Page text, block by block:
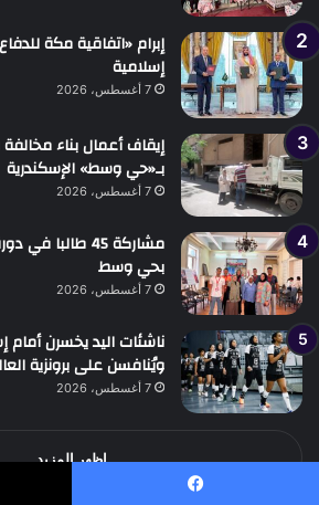
إسلامية
7 أغسطس، 2026
إيقاف أعمال بناء
بـ«حي وسط» الإسكندرية
7 أغسطس، 2026
مشاركة 45
بحي وسط
7 أغسطس، 2026
ناشئات اليد يخسرن أمام
ويُنافسن على برونزية
7 أغسطس، 2026
اظهر المزيد